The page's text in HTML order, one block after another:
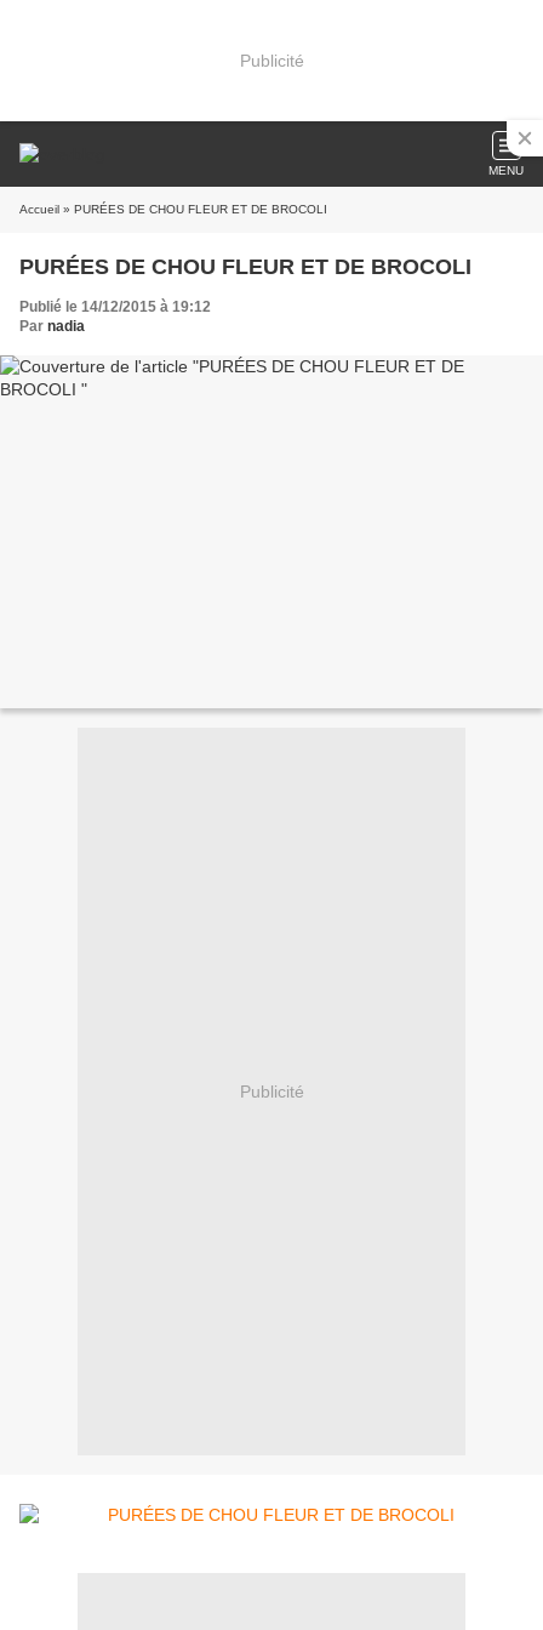
Publicité
MENU
Accueil » PURÉES DE CHOU FLEUR ET DE BROCOLI
PURÉES DE CHOU FLEUR ET DE BROCOLI
Publié le 14/12/2015 à 19:12
Par nadia
Publicité